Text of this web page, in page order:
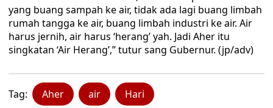
yang buang sampah ke air, tidak ada lagi buang limbah
rumah tangga ke air, buang limbah industri ke air. Air
harus jernih, air harus ‘herang’ yah. Jadi Aher itu
singkatan ‘Air Herang’,” tutur sang Gubernur. (jp/adv)
Tag: Aher air Hari